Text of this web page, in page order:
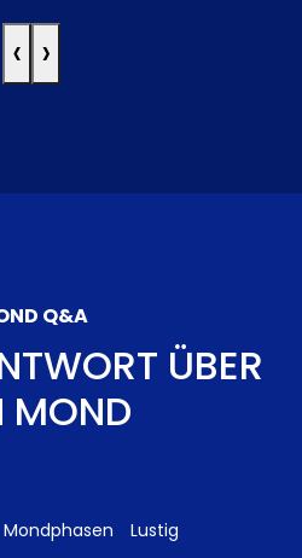
‹ ›
Q&A
ÜBER
MOND
Mondphasen Lustig